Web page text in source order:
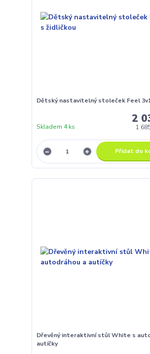
Dětský nastavitelný stoleček Feel
2
1
Skladem 4 ks
Přidat do
Dřevěný interaktivní stůl White s
autíčky